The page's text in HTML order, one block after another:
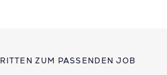
ZUM PASSENDEN JOB